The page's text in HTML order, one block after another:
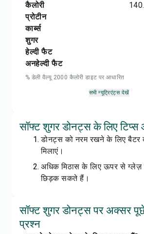
कैलोरी
प्रोटीन
कार्ब्स
शुगर
हेल्दी फैट
अनहेल्दी फैट
% डेली वैल्यू 2000 कैलोरी डाइट पर आधारित
सभी न्यूट्रिएंट्स देखें
सॉफ्ट शुगर डोनट्स के लिए
डोनट्स को नरम रखने के लिए बैटर
मिलाएं।
अधिक मिठास के लिए ऊपर से ग्लेज़
छिड़क सकते हैं।
सॉफ्ट शुगर डोनट्स पर अक्सर
प्रश्न